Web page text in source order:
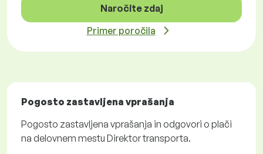
Naročite zdaj
Primer poročila
Pogosto zastavljena vprašanja
Pogosto zastavljena vprašanja in odgovori o plači
na delovnem mestu Direktor transporta.